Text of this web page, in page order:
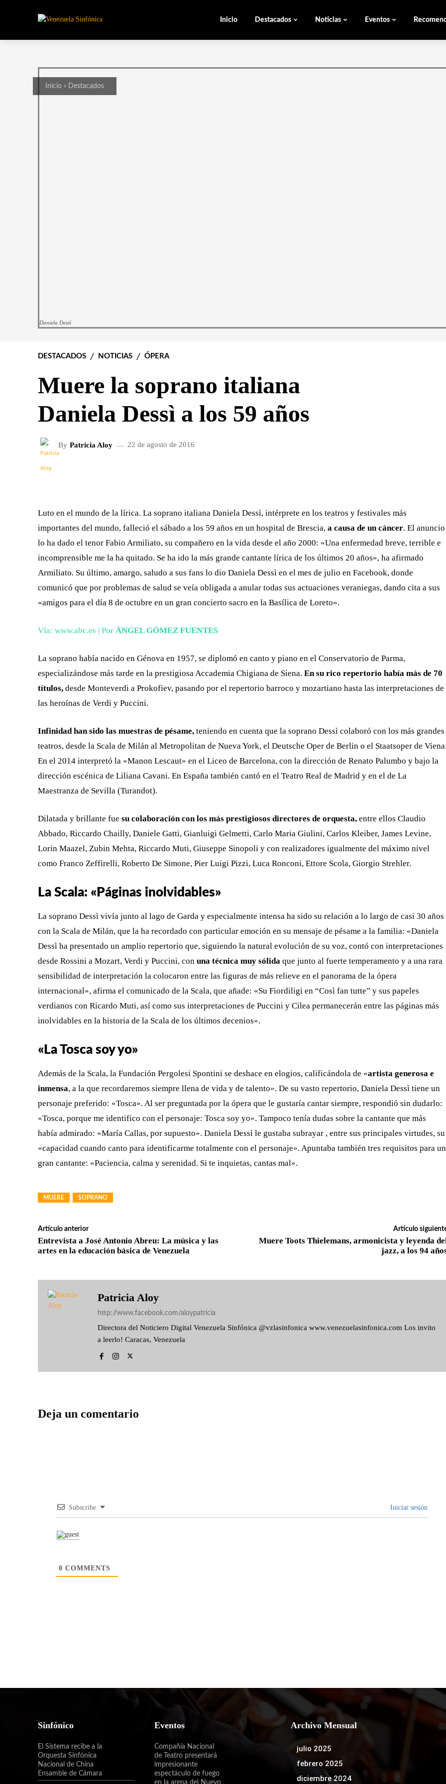
Inicio Destacados Noticias Eventos
Inicio Destacados
Daniela Dessì
DESTACADOS NOTICIAS ÓPERA
Muere la soprano italiana
Daniela Dessì a los 59 años
By Patricia Aloy 22 de agosto de 2016
Luto en el mundo de la lírica. La soprano italiana Daniela Dessì, intérprete en los teatros y festivales más
importantes del mundo, falleció el sábado a los 59 años en un hospital de Brescia, a causa de un cáncer. El anuncio
lo ha dado el tenor Fabio Armiliato, su compañero en la vida desde el año 2000: «Una enfermedad breve, terrible e
incomprensible me la ha quitado. Se ha ido la más grande cantante lírica de los últimos 20 años», ha afirmado
Armiliato. Su último, amargo, saludo a sus fans lo dio Daniela Dessì en el mes de julio en Facebook, donde
comunicó que por problemas de salud se veía obligada a anular todas sus actuaciones veraniegas, dando cita a sus
«amigos para el día 8 de octubre en un gran concierto sacro en la Basílica de Loreto».
Vía: www.abc.es | Por ÁNGEL GÓMEZ FUENTES
La soprano había nacido en Génova en 1957, se diplomó en canto y piano en el Conservatorio de Parma,
especializándose más tarde en la prestigiosa Accademia Chigiana de Siena. En su rico repertorio había más de 70
títulos, desde Monteverdi a Prokofiev, pasando por el repertorio barroco y mozartiano hasta las interpretaciones de
las heroínas de Verdi y Puccini.
Infinidad han sido las muestras de pésame, teniendo en cuenta que la soprano Dessì colaboró con los más grandes
teatros, desde la Scala de Milán al Metropolitan de Nueva York, el Deutsche Oper de Berlin o el Staatsoper de Viena.
En el 2014 interpretó la «Manon Lescaut» en el Liceo de Barcelona, con la dirección de Renato Palumbo y bajo la
dirección escénica de Liliana Cavani. En España también cantó en el Teatro Real de Madrid y en el de La
Maestranza de Sevilla (Turandot).
Dilatada y brillante fue su colaboración con los más prestigiosos directores de orquesta, entre ellos Claudio
Abbado, Riccardo Chailly, Daniele Gatti, Gianluigi Gelmetti, Carlo Maria Giulini, Carlos Kleiber, James Levine,
Lorin Maazel, Zubin Mehta, Riccardo Muti, Giuseppe Sinopoli y con realizadores igualmente del máximo nivel
como Franco Zeffirelli, Roberto De Simone, Pier Luigi Pizzi, Luca Ronconi, Ettore Scola, Giorgio Strehler.
La Scala: «Páginas inolvidables»
La soprano Dessì vivía junto al lago de Garda y especialmente intensa ha sido su relación a lo largo de casi 30 años
con la Scala de Milán, que la ha recordado con particular emoción en su mensaje de pésame a la familia: «Daniela
Dessì ha presentado un amplio repertorio que, siguiendo la natural evolución de su voz, contó con interpretaciones
desde Rossini a Mozart, Verdi y Puccini, con una técnica muy sólida que junto al fuerte temperamento y a una rara
sensibilidad de interpretación la colocaron entre las figuras de más relieve en el panorama de la ópera
internacional», afirma el comunicado de la Scala, que añade: «Su Fiordiligi en “Così fan tutte” y sus papeles
verdianos con Ricardo Muti, así como sus interpretaciones de Puccini y Cilea permanecerán entre las páginas más
inolvidables en la historia de la Scala de los últimos decenios».
«La Tosca soy yo»
Además de la Scala, la Fundación Pergolesi Spontini se deshace en elogios, calificándola de «artista generosa e
inmensa, a la que recordaremos siempre llena de vida y de talento». De su vasto repertorio, Daniela Dessì tiene un
personaje preferido: «Tosca». Al ser preguntada por la ópera que le gustaría cantar siempre, respondió sin dudarlo:
«Tosca, porque me identifico con el personaje: Tosca soy yo». Tampoco tenía dudas sobre la cantante que más
había admirado: «María Callas, por supuesto». Daniela Dessì le gustaba subrayar , entre sus principales virtudes, su
«capacidad cuando canto para identificarme totalmente con el personaje». Apuntaba también tres requisitos para un
gran cantante: «Paciencia, calma y serenidad. Si te inquietas, cantas mal».
MUERE SOPRANO
Artículo anterior
Entrevista a José Antonio Abreu: La música y las
artes en la educación básica de Venezuela
Artículo
Muere Toots Thielemans, armonicista y leyenda
jazz, a los 94
Patricia Aloy
http://www.facebook.com/aloypatricia
Directora del Noticiero Digital Venezuela Sinfónica @vzlasinfonica www.venezuelasinfonica.com Los invito
a leerlo! Caracas, Venezuela
Deja un comentario
Subscribe Iniciar sesión
0 COMMENTS
Sinfónico
El Sistema recibe a la
Orquesta Sinfónica
Nacional de China
Ensamble de Cámara
Eventos
Compañía Nacional
de Teatro presentará
impresionante
espectáculo de fuego
en la arena del Nuevo
Archivo Mensual
julio 2025
febrero 2025
diciembre 2024